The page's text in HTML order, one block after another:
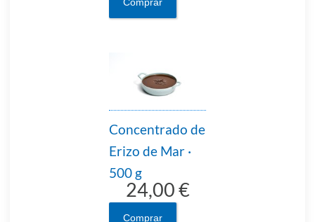
Concentrado de
Erizo de Mar ·
500 g
24,00 €
Comprar